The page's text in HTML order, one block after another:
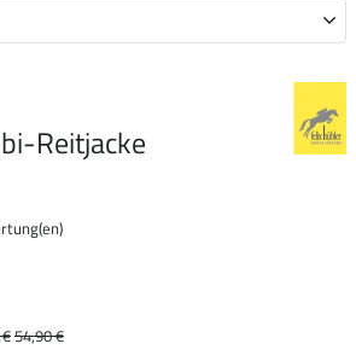
Reitjacke
54,90 €